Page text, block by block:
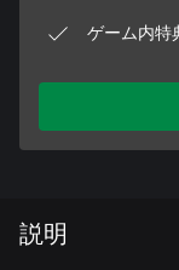
ゲーム内特
説明